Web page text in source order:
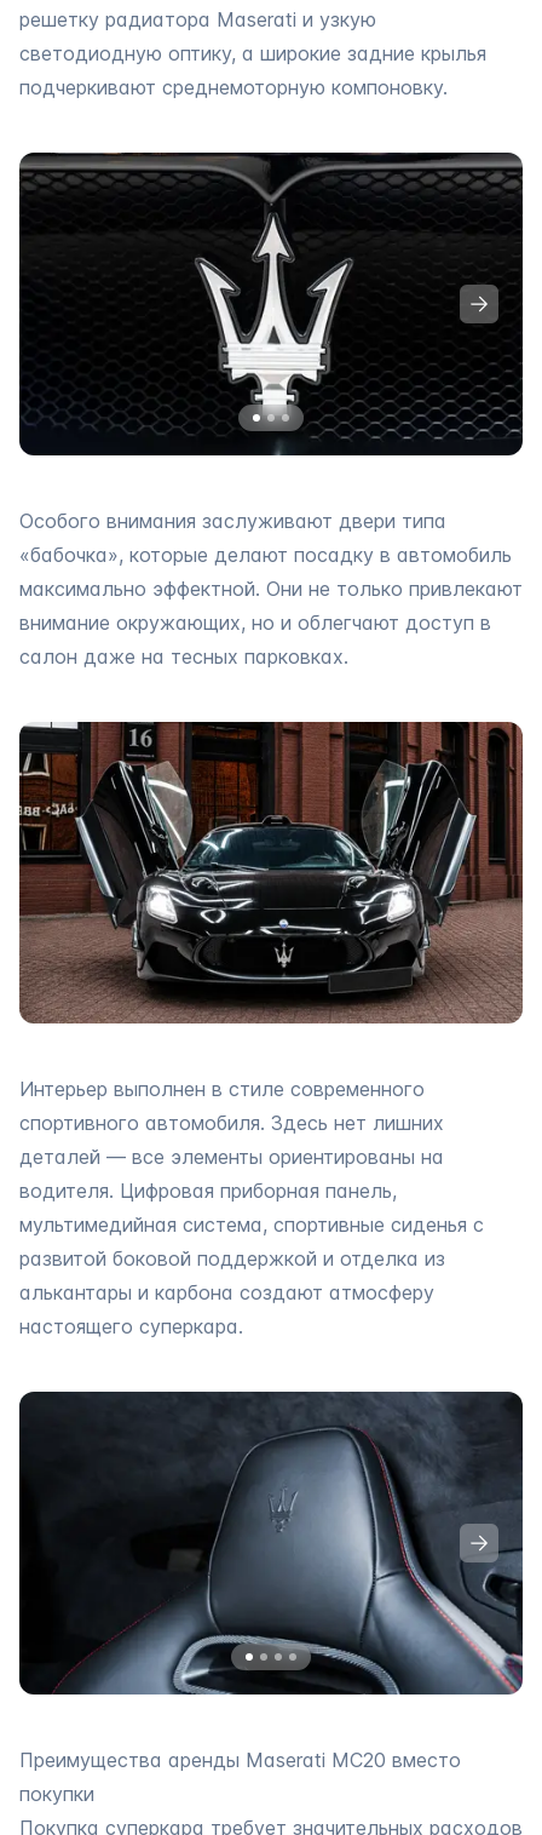
решетку радиатора Maserati и узкую
светодиодную оптику, а широкие задние крылья
подчеркивают среднемоторную компоновку.
Особого внимания заслуживают двери типа
«бабочка», которые делают посадку в автомобиль
максимально эффектной. Они не только привлекают
внимание окружающих, но и облегчают доступ в
салон даже на тесных парковках.
Интерьер выполнен в стиле современного
спортивного автомобиля. Здесь нет лишних
деталей — все элементы ориентированы на
водителя. Цифровая приборная панель,
мультимедийная система, спортивные сиденья с
развитой боковой поддержкой и отделка из
алькантары и карбона создают атмосферу
настоящего суперкара.
Преимущества аренды Maserati MC20 вместо
покупки
Покупка суперкара требует значительных расходов